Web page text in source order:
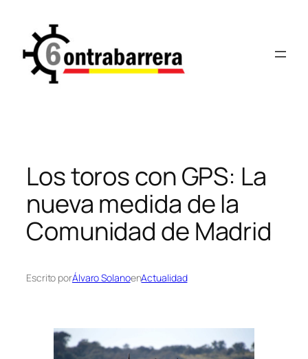
contenido
Los toros con GPS: La
nueva medida de la
Comunidad de Madrid
Escrito porÁlvaro SolanoenActualidad